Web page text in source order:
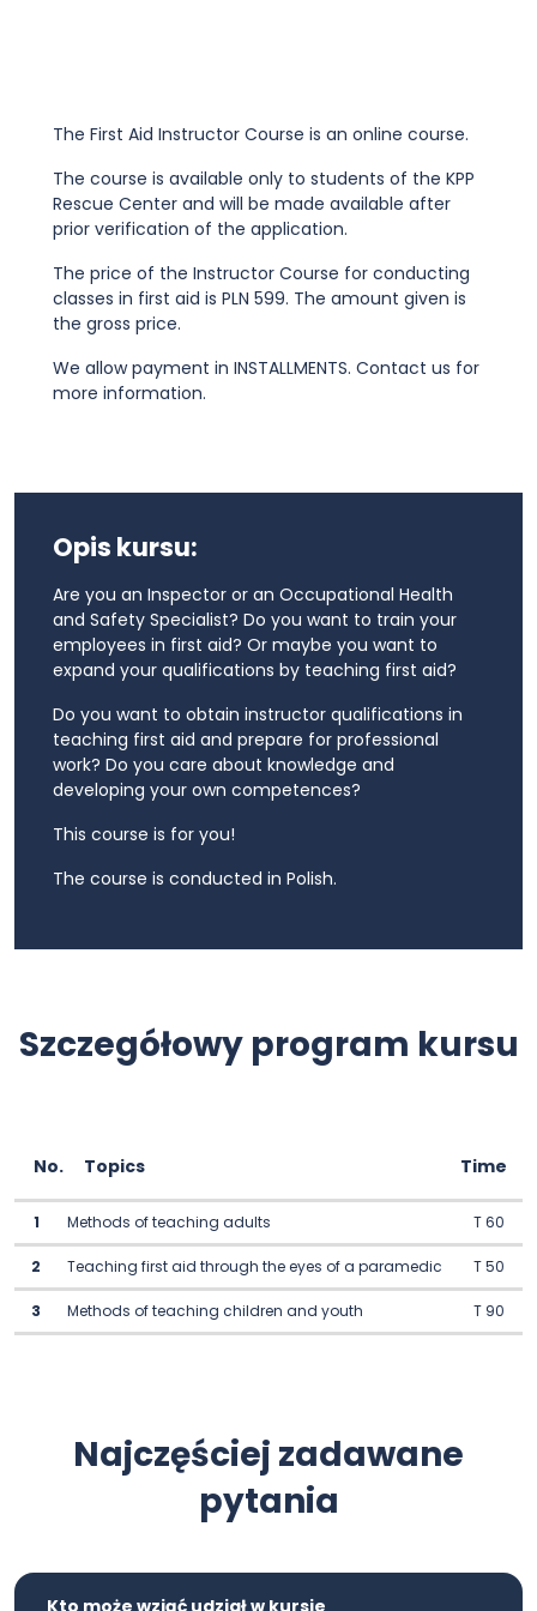
The First Aid Instructor Course is an online course.
The course is available only to students of the KPP
Rescue Center and will be made available after
prior verification of the application.
The price of the Instructor Course for conducting
classes in first aid is PLN 599. The amount given is
the gross price.
We allow payment in INSTALLMENTS. Contact us for
more information.
Opis kursu:
Are you an Inspector or an Occupational Health
and Safety Specialist? Do you want to train your
employees in first aid? Or maybe you want to
expand your qualifications by teaching first aid?
Do you want to obtain instructor qualifications in
teaching first aid and prepare for professional
work? Do you care about knowledge and
developing your own competences?
This course is for you!
The course is conducted in Polish.
Szczegółowy program kursu
No. Topics Time
1 Methods of teaching adults T 60
2 Teaching first aid through the eyes of a paramedic T 50
3 Methods of teaching children and youth T 90
Najczęściej zadawane
pytania
Kto może wziąć udział w kursie